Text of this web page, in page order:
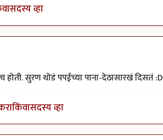
सदस्य व्हा
सुरण थोडं पपईच्या पाना-देठासारखं दिसतं :D
किंवासदस्य व्हा